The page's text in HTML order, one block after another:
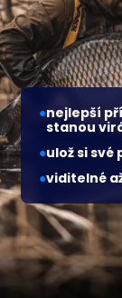
nejlepší
stanou
ulož si své
viditelné